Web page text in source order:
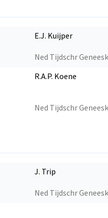
Ned Tijdschr
E.J. Kuijper
Ned Tijdschr
R.A.P. Koene
Ned Tijdschr
J. Trip